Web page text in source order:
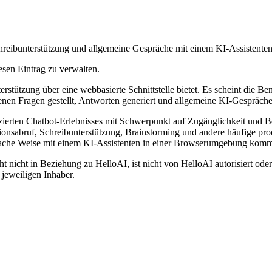
und allgemeine Gespräche mit einem KI-
Eintrag zu verwalten.
über eine webbasierte Schnittstelle bietet. Es scheint die
Fragen gestellt, Antworten generiert und allgemeine KI-
Chatbot-Erlebnisses mit Schwerpunkt auf Zugänglichkeit und
Schreibunterstützung, Brainstorming und andere häufige
Weise mit einem KI-Assistenten in einer Browserumgebung
nicht in Beziehung zu HelloAI, ist nicht von HelloAI autorisiert
Inhaber.